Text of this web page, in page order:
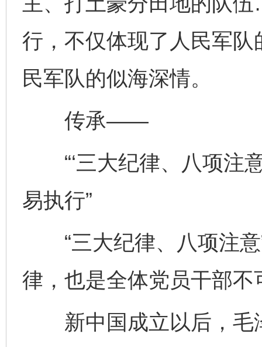
行，不仅体现了人民军
民军队的似海深情。
传承——
“‘三大纪律、八项注意
易执行”
“三大纪律、八项注意
律，也是全体党员干部不
新中国成立以后，毛